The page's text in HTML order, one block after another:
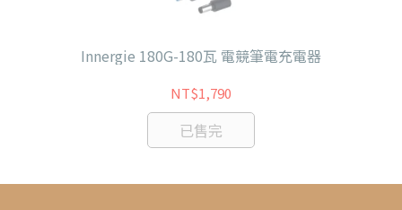
Innergie 180G-180瓦 電競筆電充電器
NT$1,790
已售完